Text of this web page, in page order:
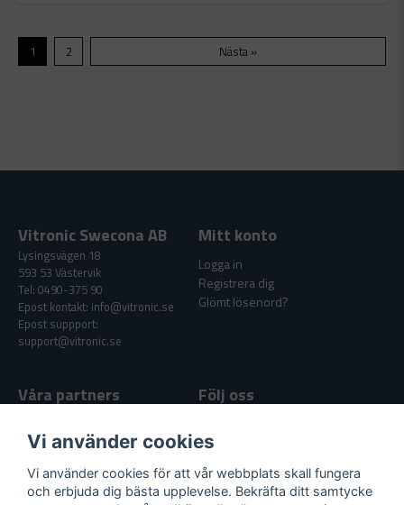
1 2 Nästa »
Vitronic Swecona AB
Lysingsvägen 18
593 53 Västervik
Tel: 0490-375 90
Epost kontakt: info@vitronic.se
Epost suppport:
support@vitronic.se
Mitt konto
Logga in
Registrera dig
Glömt lösenord?
Våra partners Följ oss
Vi använder cookies
Vi använder cookies för att vår webbplats skall fungera
och erbjuda dig bästa upplevelse. Bekräfta ditt samtycke